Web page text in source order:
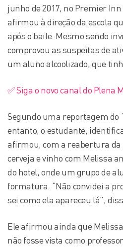
junho de 2017, no Premier Inn
afirmou à direção da escola
após o baile. Mesmo sendo
comprovou as suspeitas de
um aluno alcoolizado, que
✅ Siga o novo canal do Plena
Segundo uma reportagem do
entanto, o estudante,
afirmou, com a reabertura da
cerveja e vinho com Melissa
do hotel, onde um grupo de
formatura. “Não convidei a
sei como ela apareceu lá”,
Ele afirmou ainda que
não fosse vista como